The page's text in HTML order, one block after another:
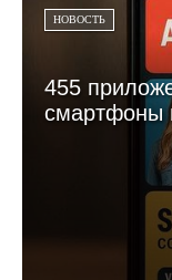
НОВОСТЬ
455
смартфоны